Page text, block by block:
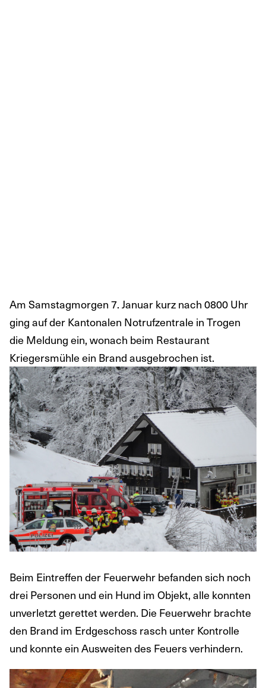
Am Samstagmorgen 7. Januar kurz nach 0800 Uhr
ging auf der Kantonalen Notrufzentrale in Trogen
die Meldung ein, wonach beim Restaurant
Kriegersmühle ein Brand ausgebrochen ist.
Beim Eintreffen der Feuerwehr befanden sich noch
drei Personen und ein Hund im Objekt, alle konnten
unverletzt gerettet werden. Die Feuerwehr brachte
den Brand im Erdgeschoss rasch unter Kontrolle
und konnte ein Ausweiten des Feuers verhindern.